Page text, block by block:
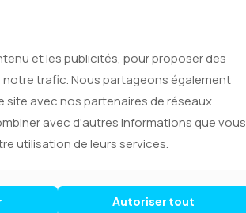
sa
et les publicités, pour proposer des
trafic. Nous partageons également
avec nos partenaires de réseaux
avec d'autres informations que vous
utilisation de leurs services.
Autoriser tout